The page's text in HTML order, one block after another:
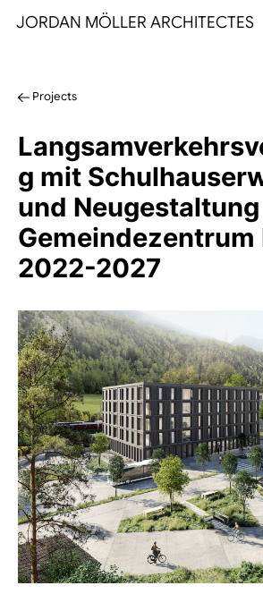
JORDAN MÖLLER ARCHITECTES
Projects
g mit
und Neugestaltung
Gemeindezentrum
2022-2027